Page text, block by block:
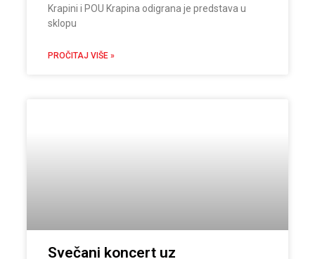
Krapini i POU Krapina odigrana je predstava u
sklopu
PROČITAJ VIŠE »
Svečani koncert uz